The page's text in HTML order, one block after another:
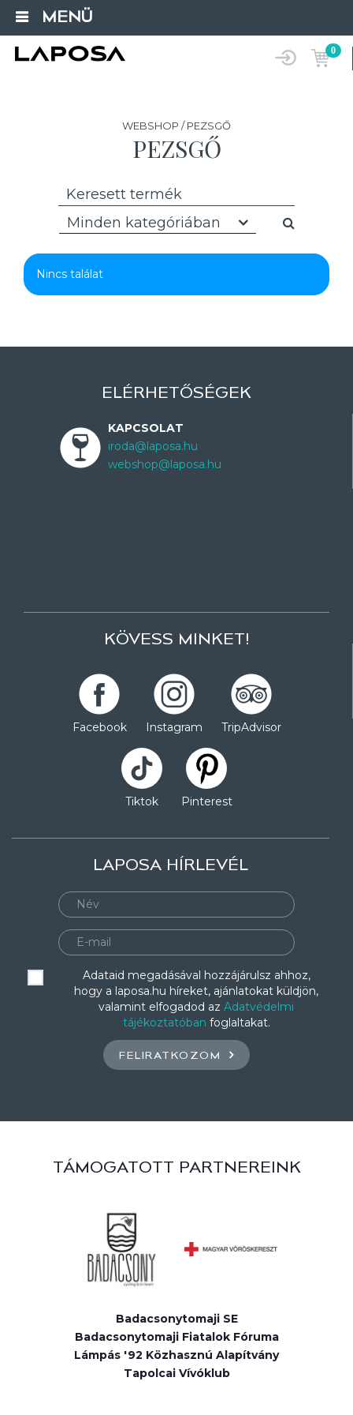
MENÜ
0
WEBSHOP / PEZSGŐ
PEZSGŐ
Minden kategóriában
Nincs találat
ELÉRHETŐSÉGEK
KAPCSOLAT
iroda@laposa.hu
webshop@laposa.hu
KÖVESS MINKET!
Facebook Instagram TripAdvisor
Tiktok Pinterest
LAPOSA HÍRLEVÉL
Adataid megadásával hozzájárulsz ahhoz,
hogy a laposa.hu híreket, ajánlatokat küldjön,
valamint elfogadod az Adatvédelmi
tájékoztatóban foglaltakat.
FELIRATKOZOM
TÁMOGATOTT PARTNEREINK
Badacsonytomaji SE
Badacsonytomaji Fiatalok Fóruma
Lámpás '92 Közhasznú Alapítvány
Tapolcai Vívóklub